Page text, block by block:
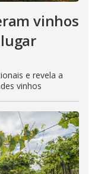
vinhos
e revela a
vinhos